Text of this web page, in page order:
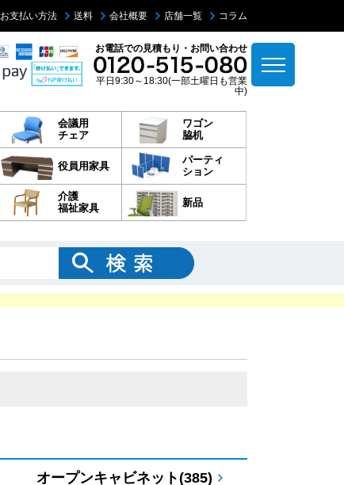
お支払い方法 送料 会社概要 店舗一覧 コラム
お電話での見積もり・お問い合わせ
平日9:30～18:30(一部土曜日も営業
中)
会議用
チェア
ワゴン
脇机
役員用家具
パーティ
ション
介護
福祉家具
新品
オープンキャビネット(385)